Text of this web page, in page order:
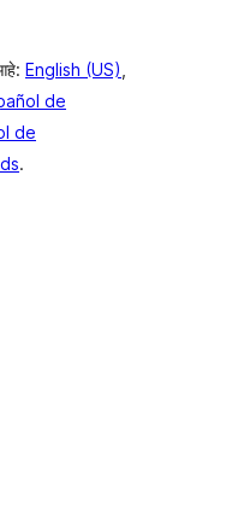
English (US),
de
de
.